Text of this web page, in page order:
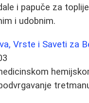
i papuče za
i udobnim.
Vrste i Saveti za